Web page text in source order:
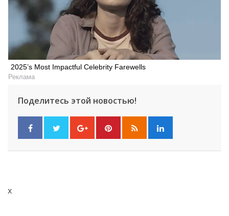
2025’s Most Impactful Celebrity Farewells
Реклама
Поделитесь этой новостью!
x